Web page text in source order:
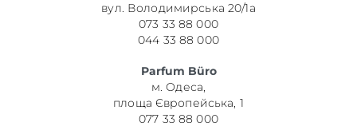
вул. Володимирська 20/1а
073 33 88 000
044 33 88 000
Parfum Büro
м. Одеса,
площа Європейська, 1
077 33 88 000